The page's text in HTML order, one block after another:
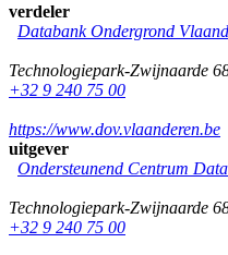
verdeler
Databank Ondergrond
Technologiepark-Zwijnaarde
+32 9 240 75 00
https://www.dov.vlaanderen.be
uitgever
Ondersteunend Centrum
Technologiepark-Zwijnaarde
+32 9 240 75 00